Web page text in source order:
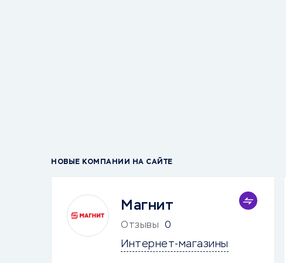
НОВЫЕ КОМПАНИИ НА САЙТЕ
Магнит
Отзывы 0
Интернет-магазины